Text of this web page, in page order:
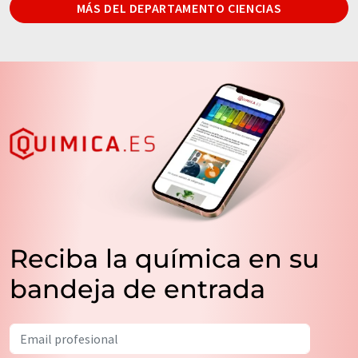
MÁS DEL DEPARTAMENTO CIENCIAS
Reciba la química en su
bandeja de entrada